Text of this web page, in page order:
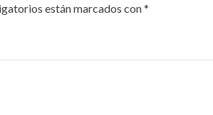
están marcados con*